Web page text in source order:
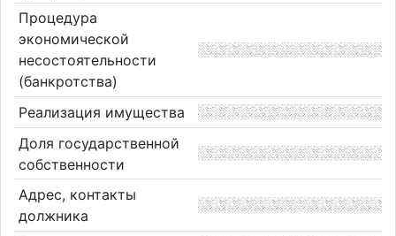
Процедура
экономической
несостоятельности
(банкротства)
Реализация имущества
Доля государственной
собственности
Адрес, контакты
должника